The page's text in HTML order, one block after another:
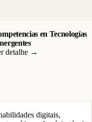
en Tecnologías
detalhe →
digitais,